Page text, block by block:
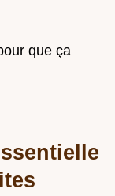
que ça